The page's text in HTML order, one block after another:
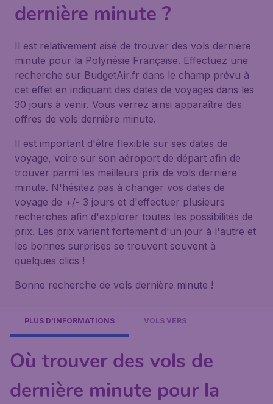
dernière minute ?
Il est relativement aisé de trouver des vols dernière
minute pour la Polynésie Française. Effectuez une
recherche sur BudgetAir.fr dans le champ prévu à
cet effet en indiquant des dates de voyages dans les
30 jours à venir. Vous verrez ainsi apparaître des
offres de vols dernière minute.
Il est important d'être flexible sur ses dates de
voyage, voire sur son aéroport de départ afin de
trouver parmi les meilleurs prix de vols dernière
minute. N'hésitez pas à changer vos dates de
voyage de +/- 3 jours et d'effectuer plusieurs
recherches afin d'explorer toutes les possibilités de
prix. Les prix varient fortement d'un jour à l'autre et
les bonnes surprises se trouvent souvent à
quelques clics !
Bonne recherche de vols dernière minute !
PLUS D'INFORMATIONS VOLS VERS
Où trouver des vols de
dernière minute pour la